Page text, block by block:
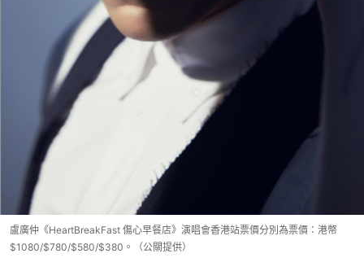
盧廣仲《HeartBreakFast 傷心早餐店》演唱會香港站票價分別為票價：港幣
$1080/$780/$580/$380。（公關提供）